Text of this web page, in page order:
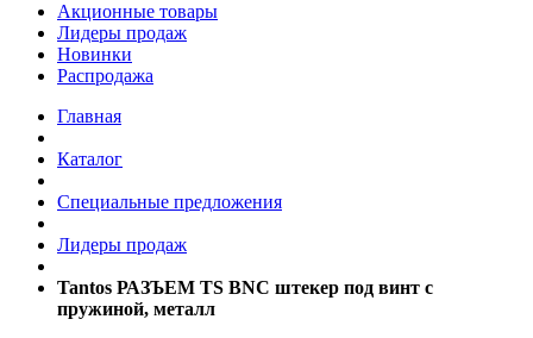
Акционные товары
Лидеры продаж
Новинки
Распродажа
Главная
Каталог
Специальные предложения
Лидеры продаж
Tantos РАЗЪЕМ TS BNC штекер под винт с
пружиной, металл